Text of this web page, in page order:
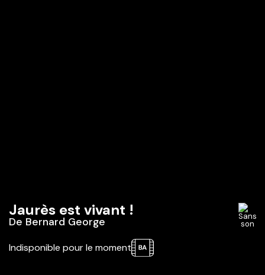
Jaurès est vivant !
De Bernard George
Indisponible pour le moment